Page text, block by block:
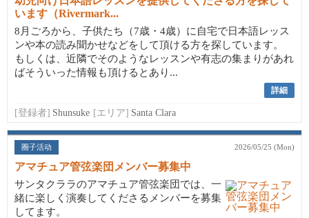
います（Rivermark...
8月ごろから、子供たち（7歳・4歳）に自宅で日本語レッス
ンや本の読み聞かせなどをして頂ける方を探しています。
もしくは、近隣でそのようなレッスンや有志の集まりがあれ
ばそういった情報も頂けるとあり...
詳細
[登録者] Shunsuke [エリア] Santa Clara
圈子活动 2026/05/25 (Mon)
アマチュア管弦楽団メンバー募集中
サンタクララのアマチュア管弦楽団では、一
緒に楽しく演奏してくださるメンバーを募集
してます。